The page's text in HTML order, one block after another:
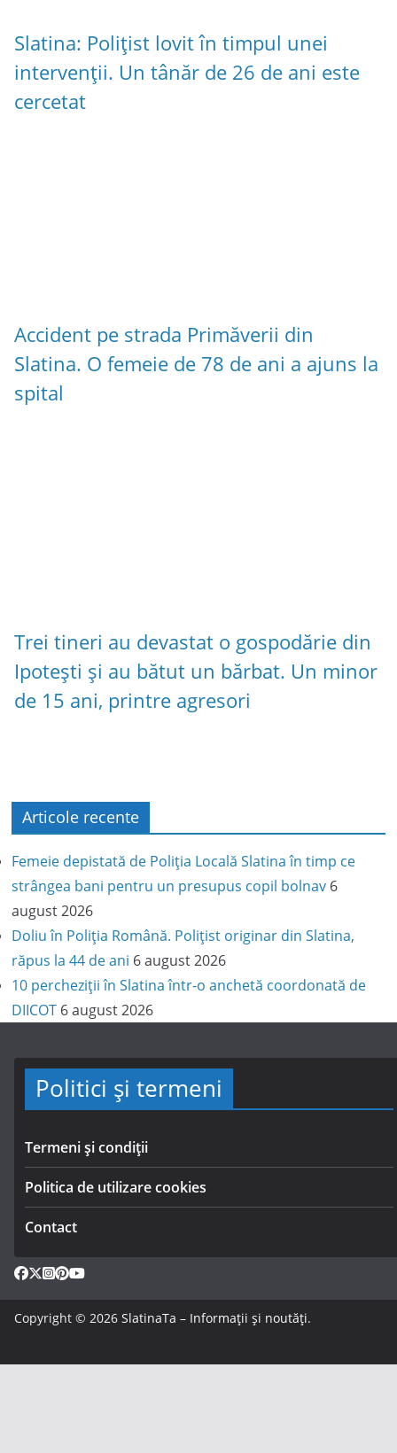
Slatina: Polițist lovit în timpul unei
intervenții. Un tânăr de 26 de ani este
cercetat
Accident pe strada Primăverii din
Slatina. O femeie de 78 de ani a ajuns la
spital
Trei tineri au devastat o gospodărie din
Ipotești și au bătut un bărbat. Un minor
de 15 ani, printre agresori
Articole recente
Femeie depistată de Poliția Locală Slatina în timp ce
strângea bani pentru un presupus copil bolnav 6
august 2026
Doliu în Poliția Română. Polițist originar din Slatina,
răpus la 44 de ani 6 august 2026
10 percheziții în Slatina într-o anchetă coordonată de
DIICOT 6 august 2026
Politici și termeni
Termeni și condiții
Politica de utilizare cookies
Contact
Copyright © 2026 SlatinaTa – Informații și noutăți.